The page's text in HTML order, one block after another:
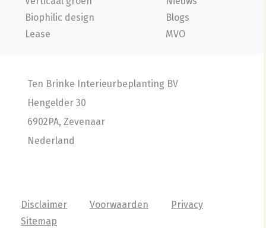
Biophilic design
Lease
Blogs
MVO
Ten Brinke Interieurbeplanting BV
Hengelder 30
6902PA, Zevenaar
Nederland
Disclaimer Voorwaarden
Privacy
Sitemap